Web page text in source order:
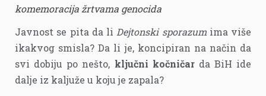
komemoracija žrtvama genocida
Javnost se pita da liDejtonski sporazumima više
ikakvog smisla? Da li je, koncipiran na način da
svi dobiju po nešto, ključni kočničarda BiH ide
dalje iz kaljuže u koju je zapala?